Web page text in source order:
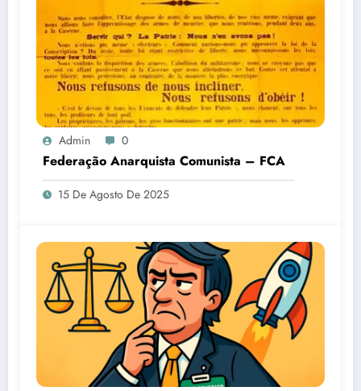
Admin 0
Federação Anarquista Comunista – FCA
15 De Agosto De 2025